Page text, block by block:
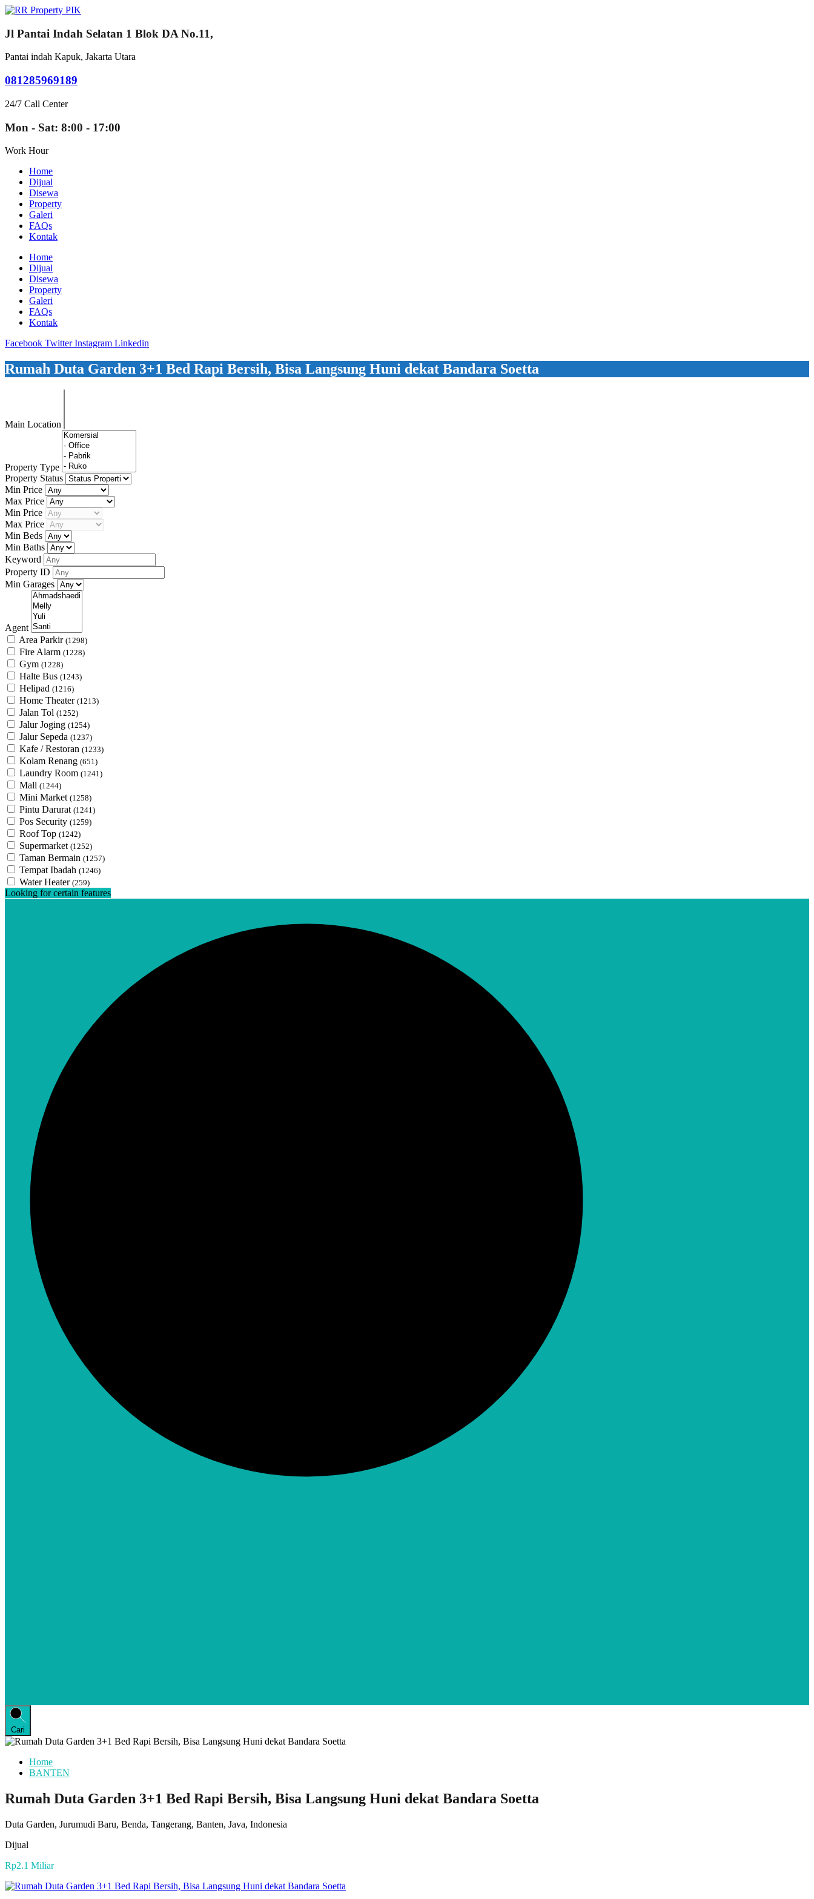
Jl Pantai Indah Selatan 1 Blok DA No.11,
Pantai indah Kapuk, Jakarta Utara
081285969189
24/7 Call Center
Mon - Sat: 8:00 - 17:00
Work Hour
Home
Dijual
Disewa
Property
Galeri
FAQs
Kontak
Home
Dijual
Disewa
Property
Galeri
FAQs
Kontak
Facebook Twitter Instagram Linkedin
Rumah Duta Garden 3+1 Bed Rapi Bersih, Bisa Langsung Huni dekat Bandara Soetta
Main Location
Property Type
Property Status
Min Price
Max Price
Min Price
Max Price
Min Beds
Min Baths
Keyword
Property ID
Min Garages
Agent
Area Parkir (1298)
Fire Alarm (1228)
Gym (1228)
Halte Bus (1243)
Helipad (1216)
Home Theater (1213)
Jalan Tol (1252)
Jalur Joging (1254)
Jalur Sepeda (1237)
Kafe / Restoran (1233)
Kolam Renang (651)
Laundry Room (1241)
Mall (1244)
Mini Market (1258)
Pintu Darurat (1241)
Pos Security (1259)
Roof Top (1242)
Supermarket (1252)
Taman Bermain (1257)
Tempat Ibadah (1246)
Water Heater (259)
Looking for certain features
Cari
Home
BANTEN
Rumah Duta Garden 3+1 Bed Rapi Bersih, Bisa Langsung Huni dekat Bandara Soetta
Duta Garden, Jurumudi Baru, Benda, Tangerang, Banten, Java, Indonesia
Dijual
Rp2.1 Miliar